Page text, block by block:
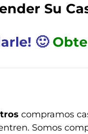
Su
🙂
compramos
Somos